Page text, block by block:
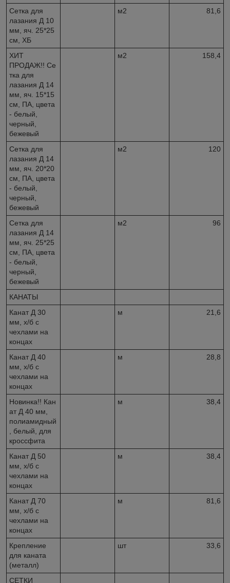
Сетка для
лазания Д 10
мм, яч. 25*25
см, ХБ
м2 81,6
ХИТ
ПРОДАЖ!! Се
тка для
лазания Д 14
мм, яч. 15*15
см, ПА, цвета
- белый,
черный,
бежевый
м2 158,4
Сетка для
лазания Д 14
мм, яч. 20*20
см, ПА, цвета
- белый,
черный,
бежевый
м2 120
Сетка для
лазания Д 14
мм, яч. 25*25
см, ПА, цвета
- белый,
черный,
бежевый
м2 96
КАНАТЫ
Канат Д 30
мм, х/б с
чехлами на
концах
м 21,6
Канат Д 40
мм, х/б с
чехлами на
концах
м 28,8
Новинка!! Кан
ат Д 40 мм,
полиамидный
, белый, для
кроссфита
м 38,4
Канат Д 50
мм, х/б с
чехлами на
концах
м 38,4
Канат Д 70
мм, х/б с
чехлами на
концах
м 81,6
Крепление
для каната
(металл)
шт 33,6
СЕТКИ